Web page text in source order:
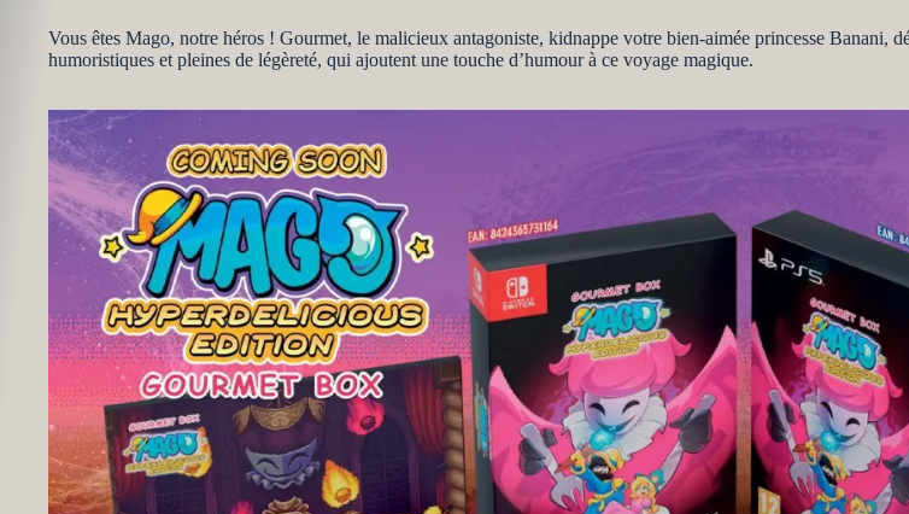
Vous êtes Mago, notre héros ! Gourmet, le malicieux antagoniste, kidnappe votre bien-aimée princesse Banani,
humoristiques et pleines de légèreté, qui ajoutent une touche d’humour à ce voyage magique.